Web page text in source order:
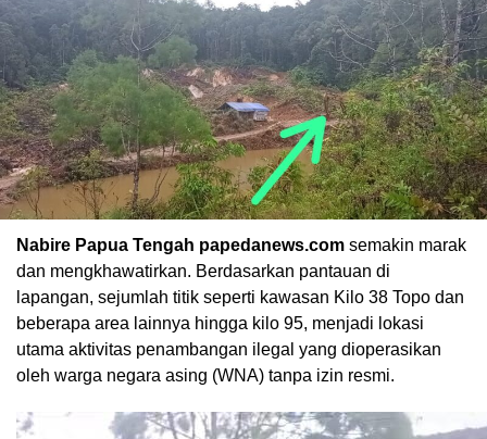
Nabire Papua Tengah papedanews.com semakin marak
dan mengkhawatirkan. Berdasarkan pantauan di
lapangan, sejumlah titik seperti kawasan Kilo 38 Topo dan
beberapa area lainnya hingga kilo 95, menjadi lokasi
utama aktivitas penambangan ilegal yang dioperasikan
oleh warga negara asing (WNA) tanpa izin resmi.